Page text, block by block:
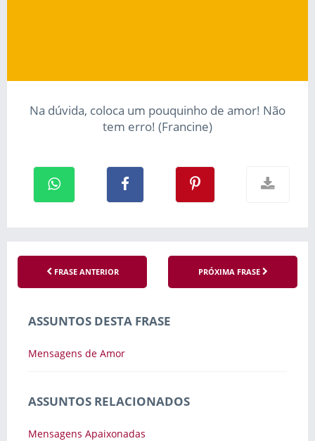
Na dúvida, coloca um pouquinho de amor! Não
tem erro! (Francine)
FRASE ANTERIOR PRÓXIMA FRASE
ASSUNTOS DESTA FRASE
Mensagens de Amor
ASSUNTOS RELACIONADOS
Mensagens Apaixonadas